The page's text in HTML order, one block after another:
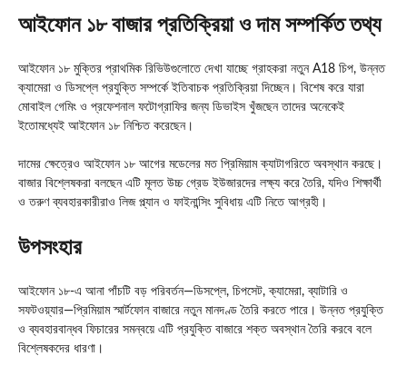
আইফোন ১৮ বাজার প্রতিক্রিয়া ও দাম সম্পর্কিত তথ্য
আইফোন ১৮ মুক্তির প্রাথমিক রিভিউগুলোতে দেখা যাচ্ছে গ্রাহকরা নতুন A18 চিপ, উন্নত
ক্যামেরা ও ডিসপ্লে প্রযুক্তি সম্পর্কে ইতিবাচক প্রতিক্রিয়া দিচ্ছেন। বিশেষ করে যারা
মোবাইল গেমিং ও প্রফেশনাল ফটোগ্রাফির জন্য ডিভাইস খুঁজছেন তাদের অনেকেই
ইতোমধ্যেই আইফোন ১৮ নিশ্চিত করেছেন।
দামের ক্ষেত্রেও আইফোন ১৮ আগের মডেলের মত প্রিমিয়াম ক্যাটাগরিতে অবস্থান করছে।
বাজার বিশ্লেষকরা বলছেন এটি মূলত উচ্চ গ্রেড ইউজারদের লক্ষ্য করে তৈরি, যদিও শিক্ষার্থী
ও তরুণ ব্যবহারকারীরাও লিজ প্ল্যান ও ফাইনান্সিং সুবিধায় এটি নিতে আগ্রহী।
উপসংহার
আইফোন ১৮-এ আনা পাঁচটি বড় পরিবর্তন—ডিসপ্লে, চিপসেট, ক্যামেরা, ব্যাটারি ও
সফটওয়্যার—প্রিমিয়াম স্মার্টফোন বাজারে নতুন মানদণ্ড তৈরি করতে পারে। উন্নত প্রযুক্তি
ও ব্যবহারবান্ধব ফিচারের সমন্বয়ে এটি প্রযুক্তি বাজারে শক্ত অবস্থান তৈরি করবে বলে
বিশ্লেষকদের ধারণা।